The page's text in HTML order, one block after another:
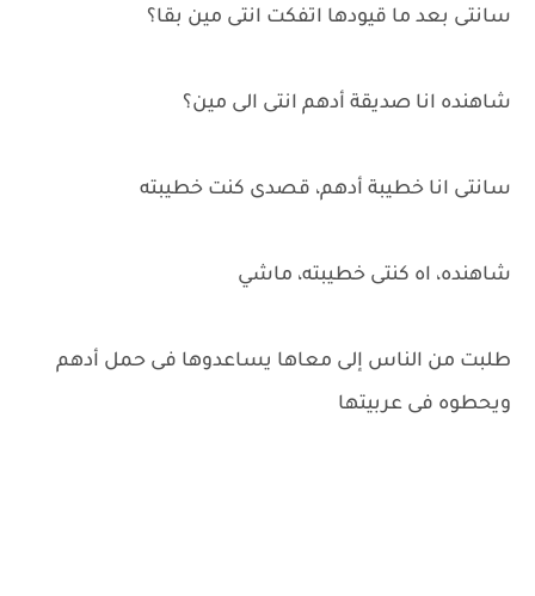
سانتى بعد ما قيودها اتفكت انتى مين بقا؟
شاهنده انا صديقة أدهم انتى الى مين؟
سانتى انا خطيبة أدهم، قصدى كنت خطيبته
شاهنده، اه كنتى خطيبته، ماشي
طلبت من الناس إلى معاها يساعدوها فى حمل أدهم
ويحطوه فى عربيتها